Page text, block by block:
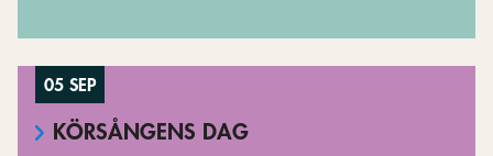
05 SEP
KÖRSÅNGENS DAG